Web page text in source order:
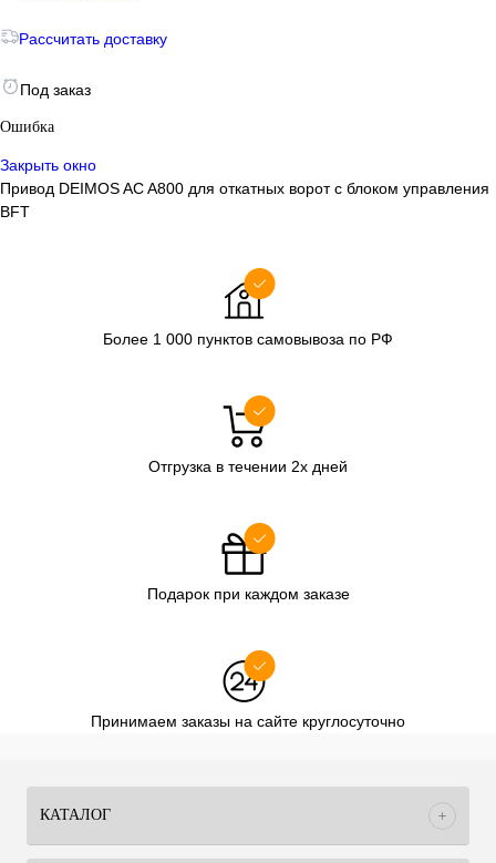
Рассчитать доставку
Под заказ
Ошибка
Закрыть окно
Привод DEIMOS AC A800 для откатных ворот с блоком управления
BFT
Более 1 000 пунктов самовывоза по РФ
Отгрузка в течении 2х дней
Подарок при каждом заказе
Принимаем заказы на сайте круглосуточно
КАТАЛОГ